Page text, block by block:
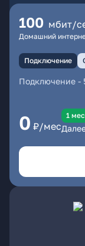
100 мбит/
Домашний
Подключение
Подключение -
0 ₽/мес
1